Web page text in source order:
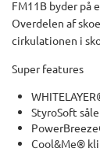
FM11B byder på
Overdelen af
cirkulationen i
Super features
StyroSoft
Cool&Me®